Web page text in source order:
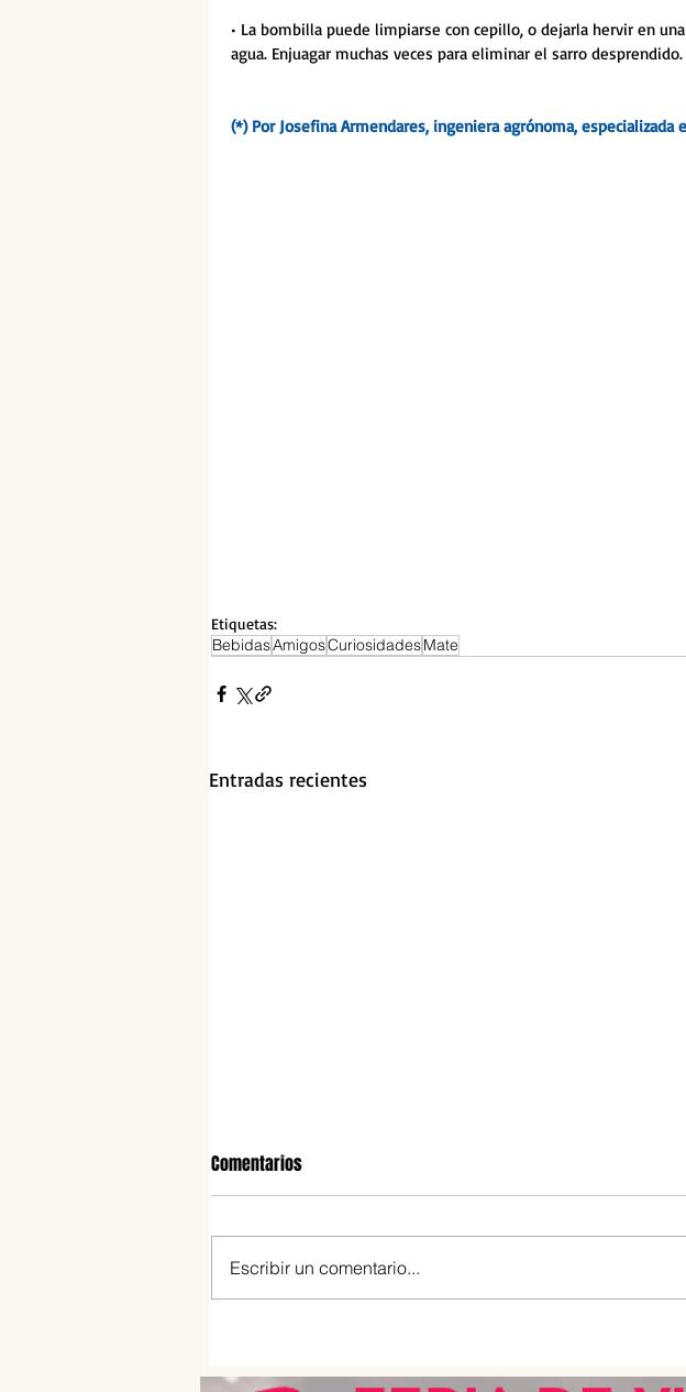
• La bombilla puede limpiarse con cepillo, o dejarla hervir en
agua. Enjuagar muchas veces para eliminar el sarro desprendido.
(*) Por Josefina Armendares, ingeniera agrónoma, especializada
Etiquetas:
BebidasAmigosCuriosidadesMate
Entradas recientes
su programa ejecutivo sobre
por
Comentarios
Escribir un comentario...